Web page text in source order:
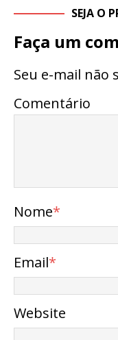
SEJA O
Faça um
Seu e-mail não
Comentário
Nome*
Email*
Website